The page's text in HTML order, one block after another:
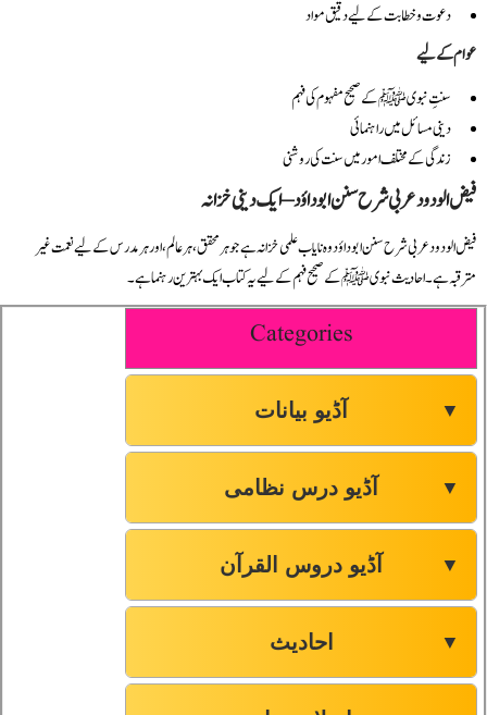
دعوت و خطابت کے لیے دقیق مواد
عوام کے لیے
سنتِ نبوی ﷺ کے صحیح مفہوم کی فہم
دینی مسائل میں راہنمائی
زندگی کے مختلف امور میں سنت کی روشنی
فیض الودود عربی شرح سنن ابو داؤد – ایک دینی خزانہ
فیض الودود عربی شرح سنن ابو داؤد وہ نایاب علمی خزانہ ہے جو ہر محقق، ہر عالم، اور ہر مدرس کے لیے نعمت غیر
مترقبہ ہے۔ احادیث نبوی ﷺ کے صحیح فہم کے لیے یہ کتاب ایک بہترین رہنما ہے۔
Categories
آڈیو بیانات ▼
آڈیو درس نظامی ▼
آڈیو دروس القرآن ▼
احادیث ▼